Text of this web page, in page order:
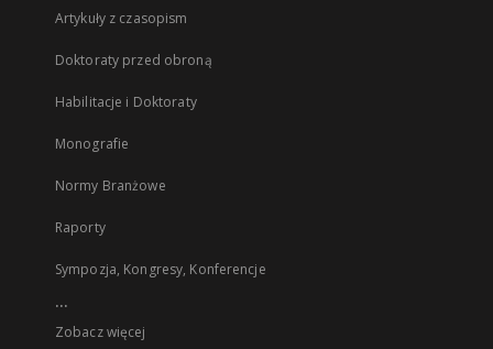
Artykuły z czasopism
Doktoraty przed obroną
Habilitacje i Doktoraty
Monografie
Normy Branżowe
Raporty
Sympozja, Kongresy, Konferencje
...
Zobacz więcej